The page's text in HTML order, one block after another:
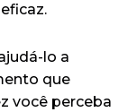
lo a
que
você perceba